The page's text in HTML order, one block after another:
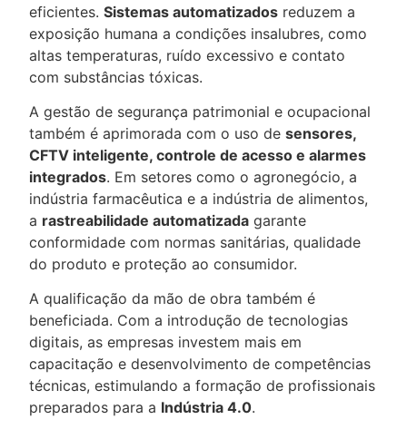
eficientes. Sistemas automatizados reduzem a
exposição humana a condições insalubres, como
altas temperaturas, ruído excessivo e contato
com substâncias tóxicas.
A gestão de segurança patrimonial e ocupacional
também é aprimorada com o uso de sensores,
CFTV inteligente, controle de acesso e alarmes
integrados. Em setores como o agronegócio, a
indústria farmacêutica e a indústria de alimentos,
a rastreabilidade automatizada garante
conformidade com normas sanitárias, qualidade
do produto e proteção ao consumidor.
A qualificação da mão de obra também é
beneficiada. Com a introdução de tecnologias
digitais, as empresas investem mais em
capacitação e desenvolvimento de competências
técnicas, estimulando a formação de profissionais
preparados para a Indústria 4.0.